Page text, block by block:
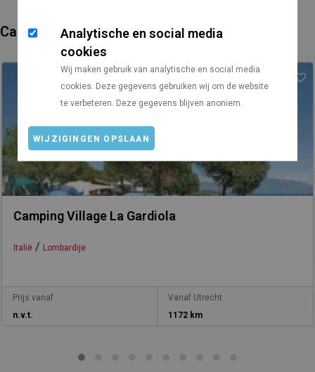
Analytische en social media
cookies
Wij maken gebruik van analytische en social media
cookies. Deze gegevens gebruiken wij om de website
te verbeteren. Deze gegevens blijven anoniem.
WIJZIGINGEN OPSLAAN
Campings in de buurt
Camping Village La Gardiola
Italië / Lombardije
Prijs vanaf
n.v.t.
Vanaf Utrecht
1172 km